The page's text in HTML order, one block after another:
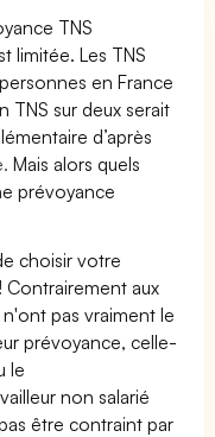
TNS
limitée. Les TNS
en France
TNS sur deux serait
d’après
Mais alors quels
prévoyance
choisir votre
aux
pas vraiment le
prévoyance, celle-
le
non salarié
être contraint par